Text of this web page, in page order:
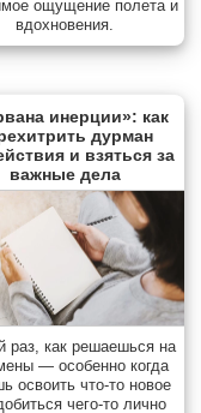
ощущение полета и
вдохновения.
инерции»: как
дурман
и взяться за
важные дела
раз, как решаешься на
— особенно когда
освоить что-то новое
чего-то лично